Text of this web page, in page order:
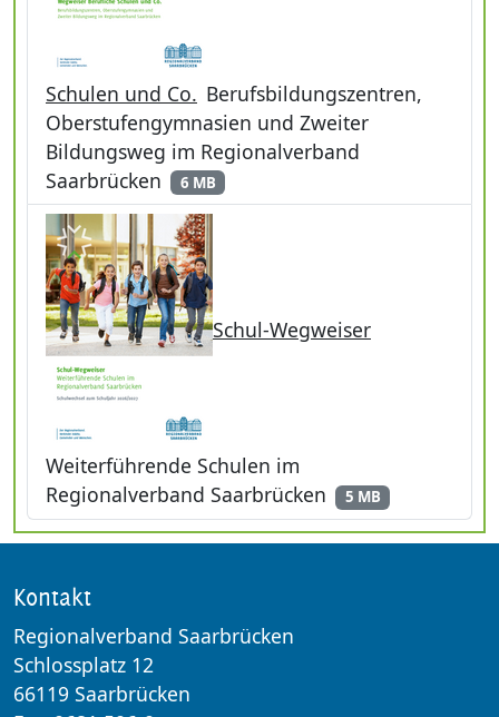
Schulen und Co. Berufsbildungszentren,
Oberstufengymnasien und Zweiter
Bildungsweg im Regionalverband
Saarbrücken
6 MB
Schul-Wegweiser
Weiterführende Schulen im
Regionalverband Saarbrücken
5 MB
Kontakt
Regionalverband Saarbrücken
Schlossplatz 12
66119 Saarbrücken